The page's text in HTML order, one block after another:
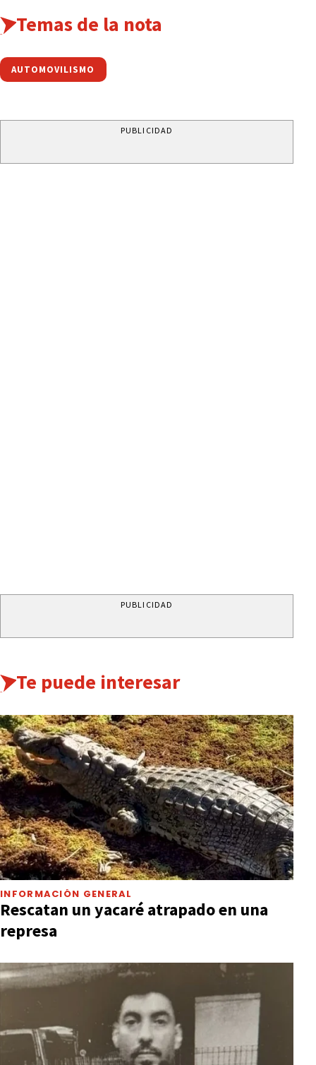
Temas de la nota
AUTOMOVILISMO
PUBLICIDAD
PUBLICIDAD
Te puede interesar
INFORMACIÓN GENERAL
Rescatan un yacaré atrapado en una
represa